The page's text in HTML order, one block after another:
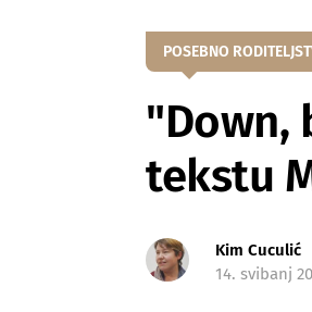
POSEBNO
"Down,
tekstu
Kim Cuculić
14. svibanj